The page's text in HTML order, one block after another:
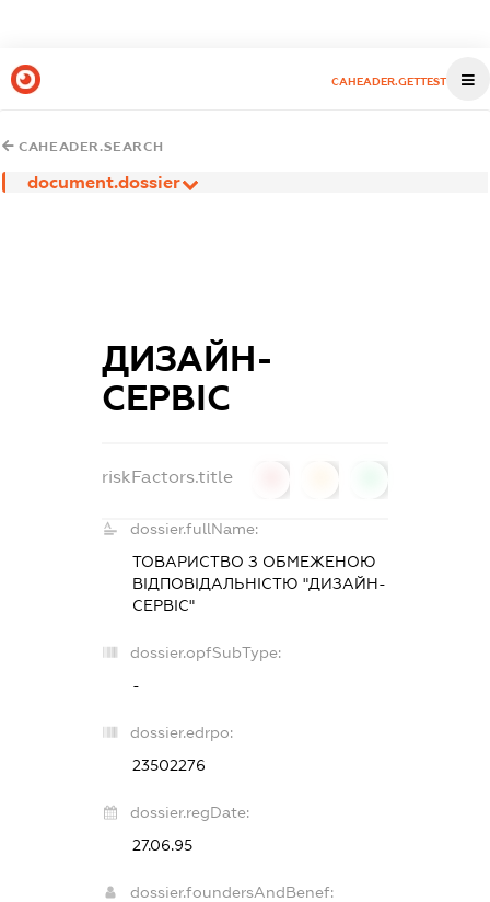
CAHEADER.GETTEST
CAHEADER.SEARCH
document.dossier
ДИЗАЙН-
СЕРВІС
riskFactors.title
dossier.fullName:
ТОВАРИСТВО З ОБМЕЖЕНОЮ
ВІДПОВІДАЛЬНІСТЮ "ДИЗАЙН-
СЕРВІС"
dossier.opfSubType:
-
dossier.edrpo:
23502276
dossier.regDate:
27.06.95
dossier.foundersAndBenef: